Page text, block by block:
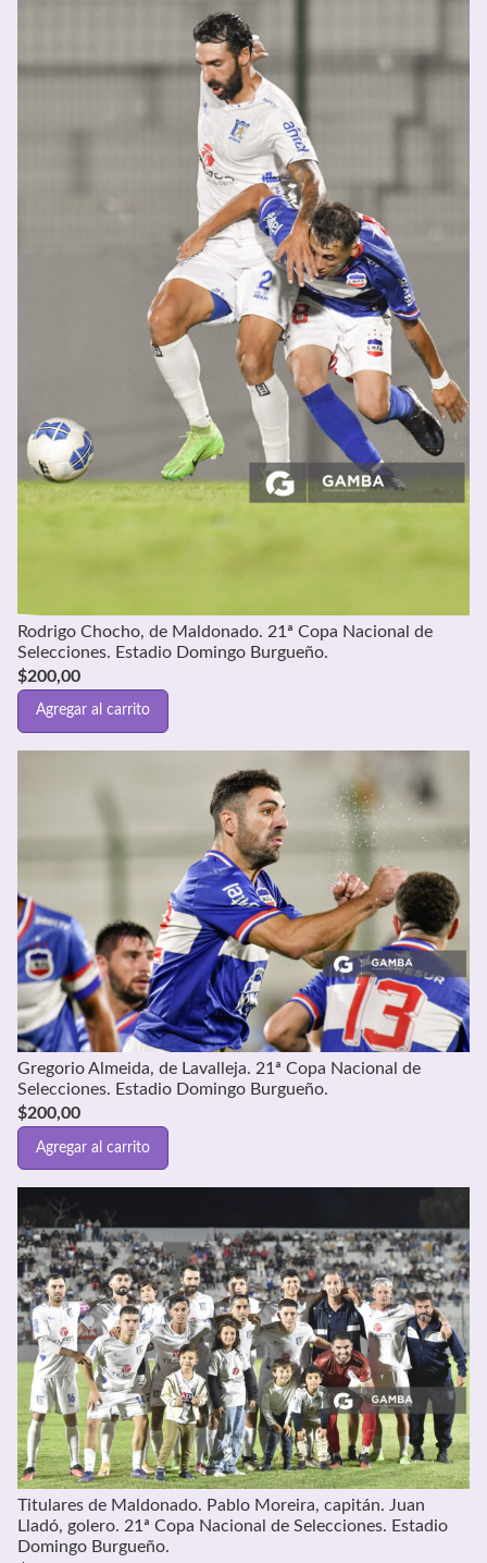
Rodrigo Chocho, de Maldonado. 21ª Copa Nacional de
Selecciones. Estadio Domingo Burgueño.
$200,00
Agregar al carrito
Gregorio Almeida, de Lavalleja. 21ª Copa Nacional de
Selecciones. Estadio Domingo Burgueño.
$200,00
Agregar al carrito
Titulares de Maldonado. Pablo Moreira, capitán. Juan
Lladó, golero. 21ª Copa Nacional de Selecciones. Estadio
Domingo Burgueño.